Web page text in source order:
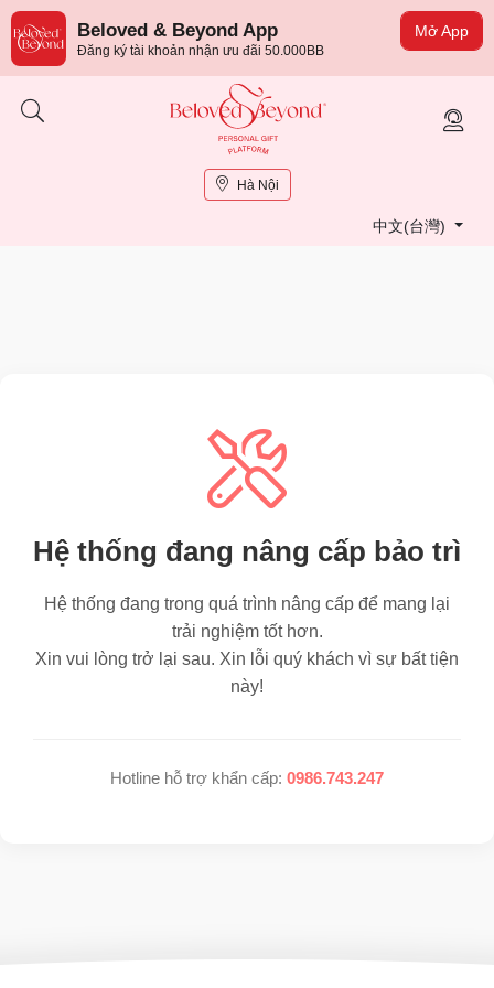
Mở App
Beloved & Beyond App
Đăng ký tài khoản nhận ưu đãi 50.000BB
Hà Nội
中文(台灣)
Hệ thống đang nâng cấp bảo trì
Hệ thống đang trong quá trình nâng cấp để mang lại
trải nghiệm tốt hơn.
Xin vui lòng trở lại sau. Xin lỗi quý khách vì sự bất tiện
này!
Hotline hỗ trợ khẩn cấp: 0986.743.247